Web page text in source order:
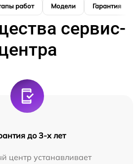
работ Модели Гарантия
сервис-
до 3-х лет
центр устанавливает